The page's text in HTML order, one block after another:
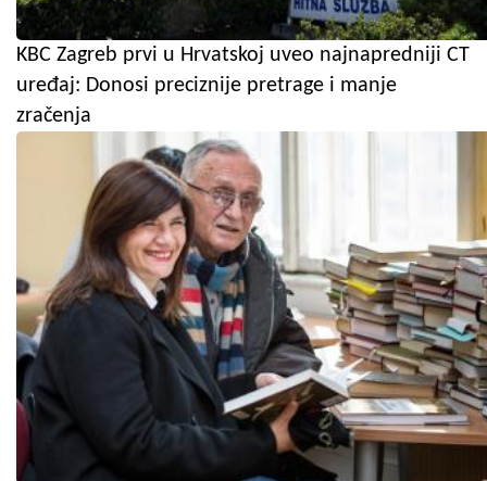
KBC Zagreb prvi u Hrvatskoj uveo najnapredniji CT
uređaj: Donosi preciznije pretrage i manje
zračenja